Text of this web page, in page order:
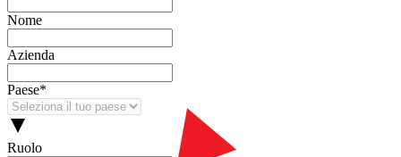
Nome
Azienda
Paese*
Ruolo